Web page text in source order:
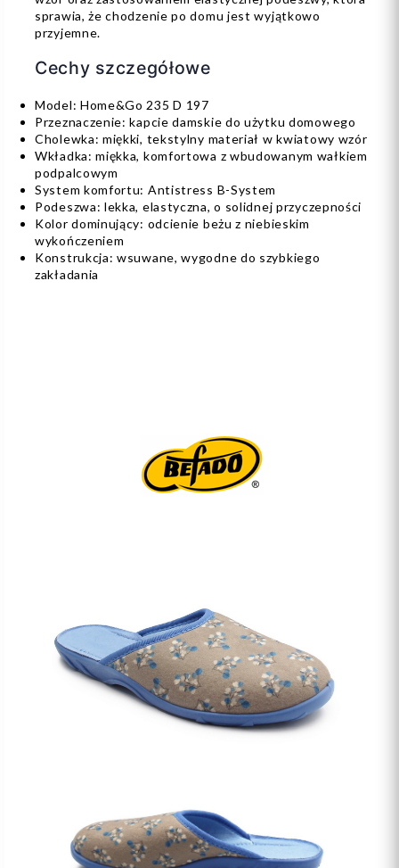
sprawia, że chodzenie po domu jest wyjątkowo
przyjemne.
Cechy szczegółowe
Model: Home&Go 235 D 197
Przeznaczenie: kapcie damskie do użytku domowego
Cholewka: miękki, tekstylny materiał w kwiatowy wzór
Wkładka: miękka, komfortowa z wbudowanym wałkiem
podpalcowym
System komfortu: Antistress B-System
Podeszwa: lekka, elastyczna, o solidnej przyczepności
Kolor dominujący: odcienie beżu z niebieskim
wykończeniem
Konstrukcja: wsuwane, wygodne do szybkiego
zakładania